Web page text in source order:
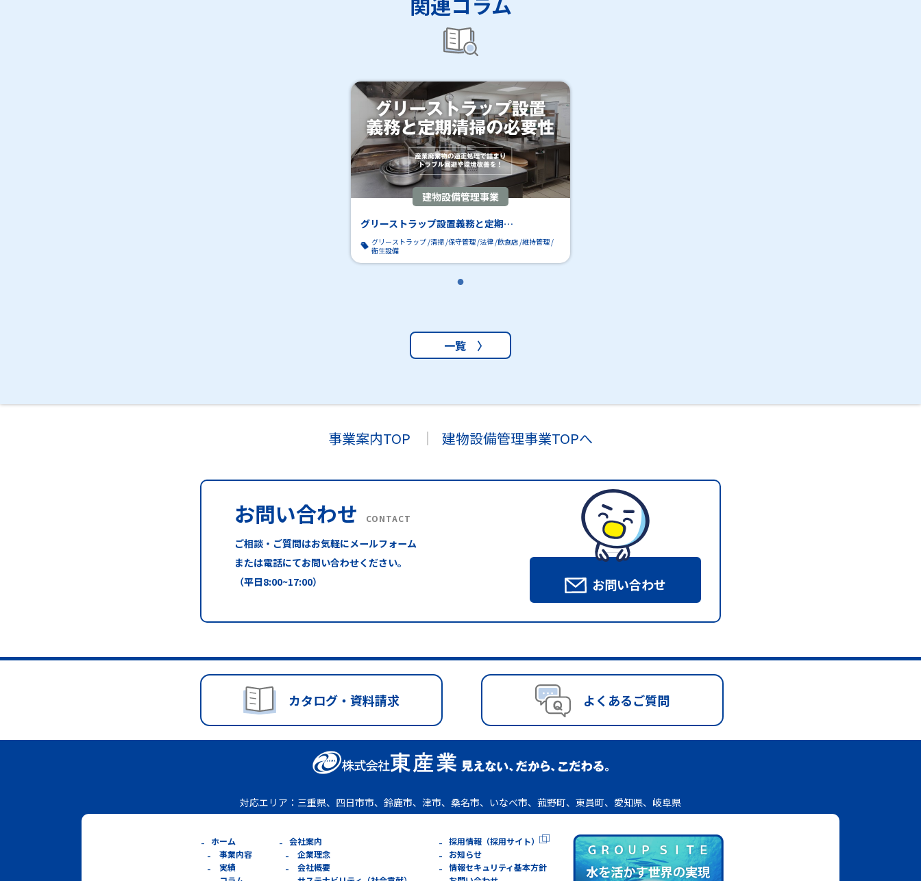
建物設備管理事業
グリーストラップ設置義務と定期…
グリーストラップ 清掃 保守管理 法律 飲食店 維持管理
衛生設備
一覧 〉
事業案内TOP 建物設備管理事業TOPへ
お問い合わせ CONTACT
ご相談・ご質問はお気軽にメールフォーム
または電話にてお問い合わせください。
（平日8:00~17:00）
お問い合わせ
カタログ・資料請求 よくあるご質問
対応エリア： 三重県、四日市市、鈴鹿市、津市、桑名市、いなべ市、菰野町、東員町、愛知県、岐阜県
ホーム
事業内容
実績
会社案内
企業理念
会社概要
採用情報（採用サイト）
お知らせ
情報セキュリティ基本方針